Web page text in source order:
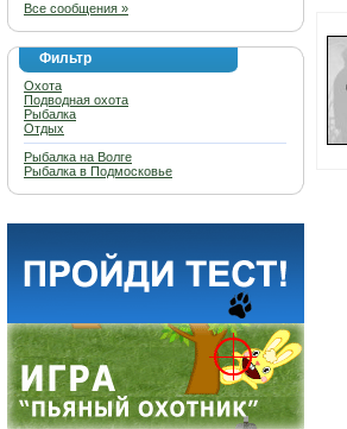
Все сообщения »
Фильтр
Охота
Подводная охота
Рыбалка
Отдых
Рыбалка на Волге
Рыбалка в Подмосковье